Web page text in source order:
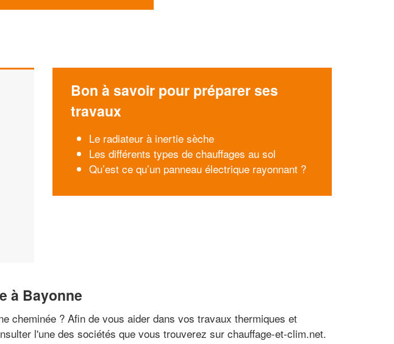
Bon à savoir pour préparer ses
travaux
Le radiateur à inertie sèche
Les différents types de chauffages au sol
Qu’est ce qu’un panneau électrique rayonnant ?
à Bayonne
cheminée ? Afin de vous aider dans vos travaux thermiques et
l'une des sociétés que vous trouverez sur chauffage-et-clim.net.